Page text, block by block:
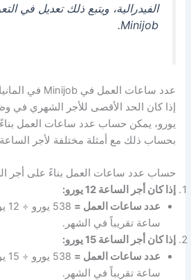
الفيدرالية، ويتبع ذلك تعديل في
Minijob.
عدد ساعات العمل في Minijob في المانيا
إذا كان الحد الأقصى للأجر الشهري في
يورو، يمكن حساب عدد ساعات العمل
بحساب ذلك مع أمثلة مختلفة لأجر
حساب عدد ساعات العمل بناءً على أجر
إذا كان أجر الساعة 12 يورو:
عدد ساعات العمل =
ساعة تقريباً في الشهر.
إذا كان أجر الساعة 15 يورو:
عدد ساعات العمل =
ساعة تقريباً في الشهر.